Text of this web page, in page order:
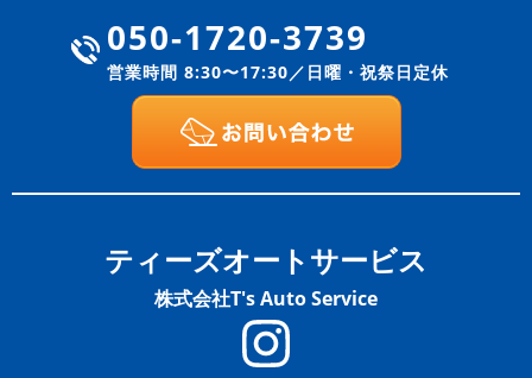
050-1720-3739
営業時間 8:30〜17:30／日曜・祝祭日定休
ティーズオートサービス
株式会社T's Auto Service